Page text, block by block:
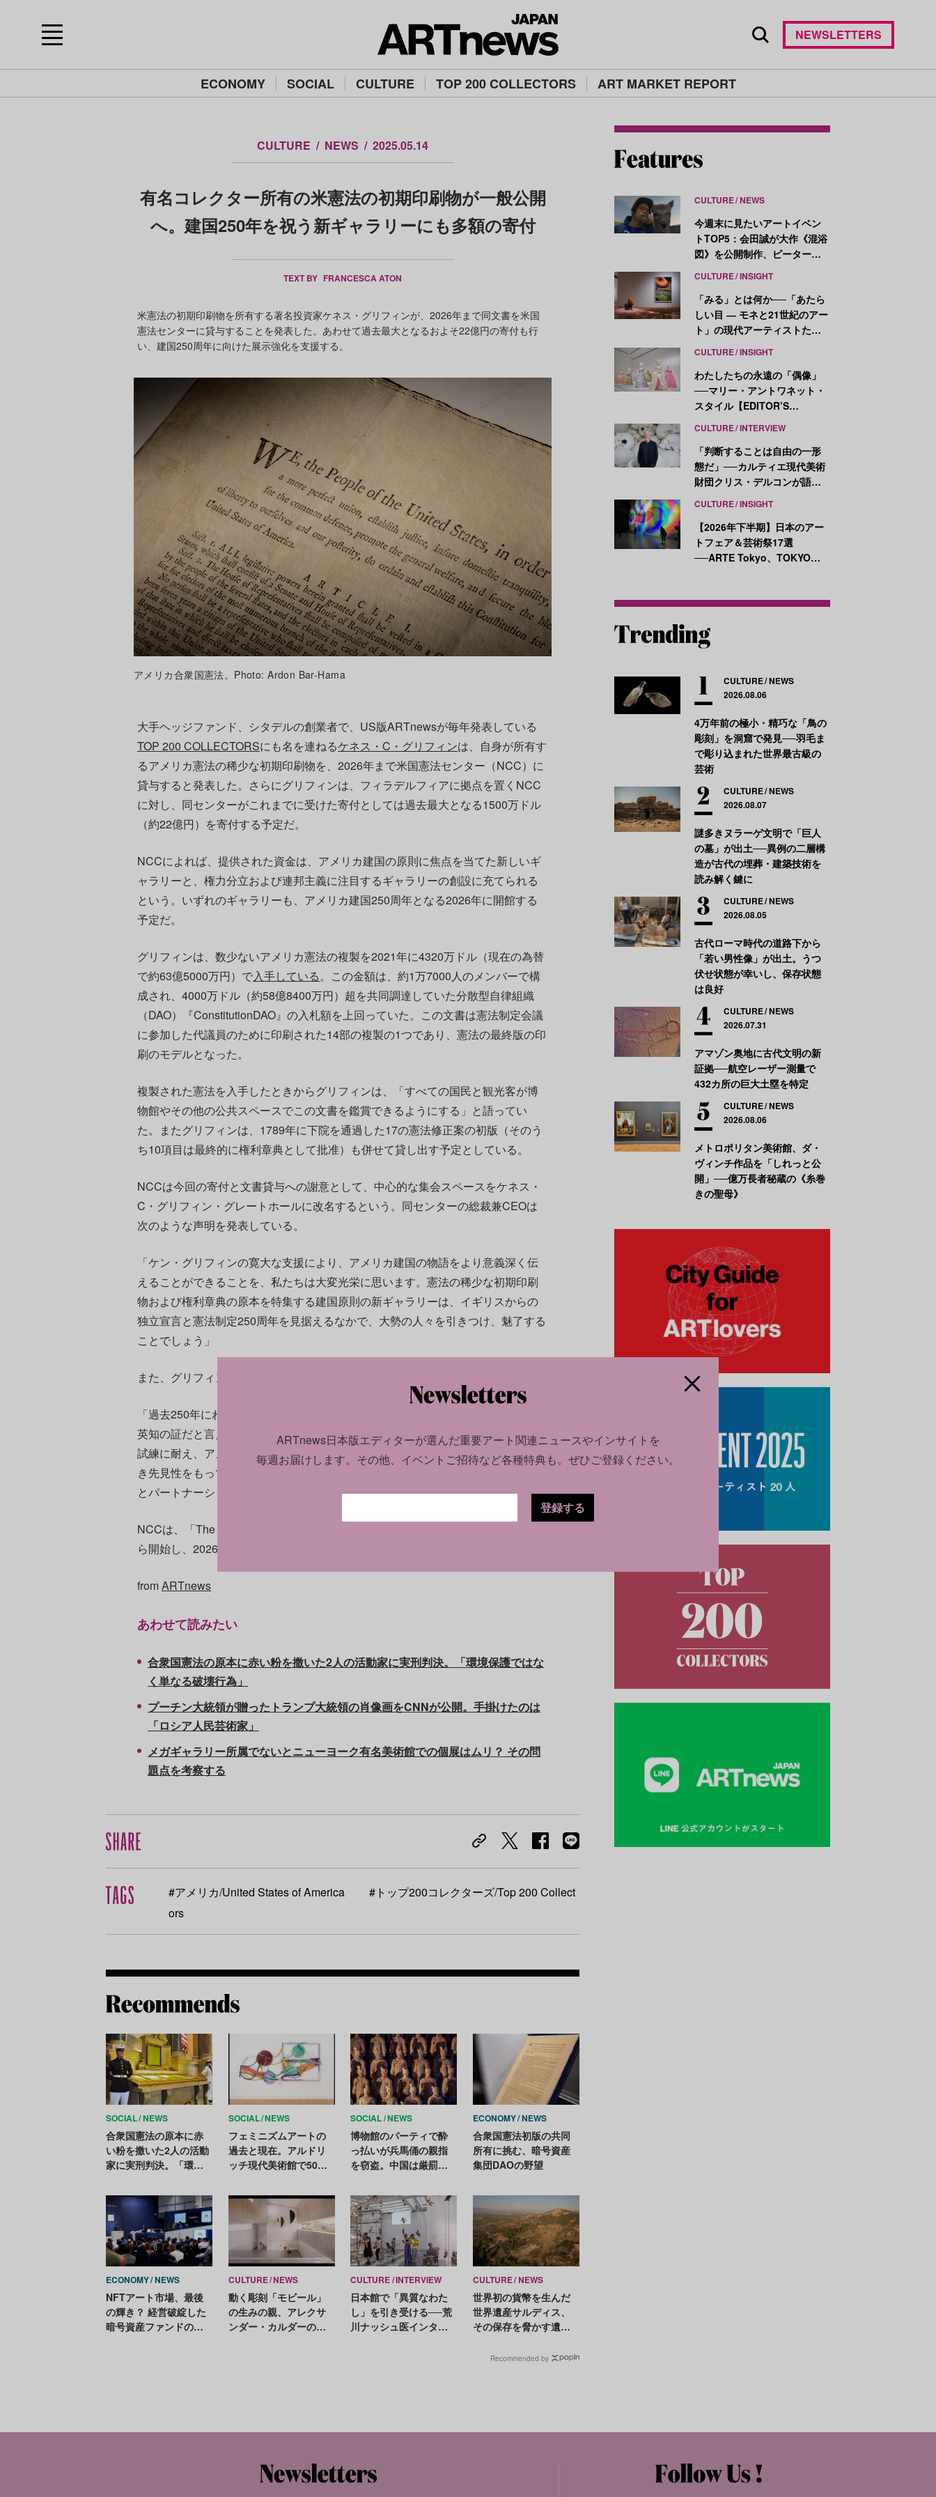
ECONOMY SOCIAL CULTURE TOP 200 COLLECTORS ART MARKET REPORT
NEWSLETTERS
CULTURE NEWS 2025.05.14
有名コレクター所有の米憲法の初期印刷物が一般公開
へ。建国250年を祝う新ギャラリーにも多額の寄付
TEXT BY FRANCESCA ATON
米憲法の初期印刷物を所有する著名投資家ケネス・グリフィンが、2026年まで同文書を米国
憲法センターに貸与することを発表した。あわせて過去最大となるおよそ22億円の寄付も行
い、建国250周年に向けた展示強化を支援する。
アメリカ合衆国憲法。Photo: Ardon Bar-Hama
大手ヘッジファンド、シタデルの創業者で、US版ARTnewsが毎年発表している
TOP 200 COLLECTORSにも名を連ねるケネス・C・グリフィンは、自身が所有す
るアメリカ憲法の稀少な初期印刷物を、2026年まで米国憲法センター（NCC）に
貸与すると発表した。さらにグリフィンは、フィラデルフィアに拠点を置くNCC
に対し、同センターがこれまでに受けた寄付としては過去最大となる1500万ドル
（約22億円）を寄付する予定だ。
NCCによれば、提供された資金は、アメリカ建国の原則に焦点を当てた新しいギ
ャラリーと、権力分立および連邦主義に注目するギャラリーの創設に充てられる
という。いずれのギャラリーも、アメリカ建国250周年となる2026年に開館する
予定だ。
グリフィンは、数少ないアメリカ憲法の複製を2021年に4320万ドル（現在の為替
で約63億5000万円）で入手している。この金額は、約1万7000人のメンバーで構
成され、4000万ドル（約58億8400万円）超を共同調達していた分散型自律組織
（DAO）『ConstitutionDAO』の入札額を上回っていた。この文書は憲法制定会議
に参加した代議員のために印刷された14部の複製の1つであり、憲法の最終版の印
刷のモデルとなった。
複製された憲法を入手したときからグリフィンは、「すべての国民と観光客が博
物館やその他の公共スペースでこの文書を鑑賞できるようにする」と語ってい
た。またグリフィンは、1789年に下院を通過した17の憲法修正案の初版（そのう
ち10項目は最終的に権利章典として批准）も併せて貸し出す予定としている。
NCCは今回の寄付と文書貸与への謝意として、中心的な集会スペースをケネス・
C・グリフィン・グレートホールに改名するという。同センターの総裁兼CEOは
次のような声明を発表している。
「ケン・グリフィンの寛大な支援により、アメリカ建国の物語をより意義深く伝
えることができることを、私たちは大変光栄に思います。憲法の稀少な初期印刷
物および権利章典の原本を特集する建国原則の新ギャラリーは、イギリスからの
独立宣言と憲法制定250周年を見据えるなかで、大勢の人々を引きつけ、魅了する
ことでしょう」
また、グリフィンは声明のなかで次のように述べた。
「過去250年にわたるアメリカのめざましい繁栄は、私たちの憲法に示されている
英知の証だと言えるでしょう。憲法の起草者たちは、建国当時に課せられていた
試練に耐え、アメリカンドリームを守る政府システムを設計するうえで、驚くべ
き先見性をもっていました。こうした神聖な文書を、国民と共有するためにNCC
とパートナーシップを組めることを誇りに思います」
NCCは、「The Story of We the People」と題された主要展示の改装工事を6月か
ら開始し、2026年に完成させる予定だという。（翻訳：編集部）
fromARTnews
あわせて読みたい
合衆国憲法の原本に赤い粉を撒いた2人の活動家に実刑判決。「環境保護ではな
く単なる破壊行為」
プーチン大統領が贈ったトランプ大統領の肖像画をCNNが公開。手掛けたのは
「ロシア人民芸術家」
メガギャラリー所属でないとニューヨーク有名美術館での個展はムリ？ その問
題点を考察する
#アメリカ/United States of America
#トップ200コレクターズ/Top 200 Collect
ors
SOCIAL NEWS
合衆国憲法の原本に赤
い粉を撒いた2人の活動
家に実刑判決。「環境
壊行為」
SOCIAL NEWS
フェミニズムアートの
過去と現在。アルドリ
ッチ現代美術館で50年
リバイバル開催
SOCIAL NEWS
博物館のパーティで酔
っ払いが兵馬俑の親指
を窃盗。中国は厳罰を
ECONOMY NEWS
合衆国憲法初版の共同
所有に挑む、暗号資産
集団DAOの野望
ECONOMY NEWS
NFTアート市場、最後
の輝き？ 経営破綻した
暗号資産ファンドの所
CULTURE NEWS
動く彫刻「モビール」
の生みの親、アレクサ
ンダー・カルダーの新
CULTURE INTERVIEW
日本館で「異質なわた
し」を引き受ける──荒
川ナッシュ医インタビ
CULTURE NEWS
世界初の貨幣を生んだ
世界遺産サルディス、
その保存を脅かす遺跡
Recommended by
CULTURE NEWS
今週末に見たいアートイベン
トTOP5：会田誠が大作《混浴
図》を公開制作、ピーター・
CULTURE INSIGHT
「みる」とは何か──「あたら
しい目 ― モネと21世紀のアー
ト」の現代アーティストたち
CULTURE INSIGHT
わたしたちの永遠の「偶像」
──マリー・アントワネット・
スタイル【EDITOR’S
CULTURE INTERVIEW
「判断することは自由の一形
態だ」──カルティエ現代美術
財団クリス・デルコンが語
CULTURE INSIGHT
【2026年下半期】日本のアー
トフェア＆芸術祭17選
──ARTE Tokyo、TOKYO
CULTURE NEWS
2026.08.06
4万年前の極小・精巧な「鳥の
彫刻」を洞窟で発見──羽毛ま
で彫り込まれた世界最古級の
芸術
CULTURE NEWS
2026.08.07
謎多きヌラーゲ文明で「巨人
の墓」が出土──異例の二層構
造が古代の埋葬・建築技術を
読み解く鍵に
CULTURE NEWS
2026.08.05
古代ローマ時代の道路下から
「若い男性像」が出土。うつ
伏せ状態が幸いし、保存状態
は良好
CULTURE NEWS
2026.07.31
アマゾン奥地に古代文明の新
証拠──航空レーザー測量で
432カ所の巨大土塁を特定
CULTURE NEWS
2026.08.06
メトロポリタン美術館、ダ・
ヴィンチ作品を「しれっと公
開」──億万長者秘蔵の《糸巻
きの聖母》
ARTnews日本版エディターが選んだ重要アート関連ニュースやインサイトを
毎週お届けします。 その他、イベントご招待など各種特典も。ぜひご登録ください。
登録する